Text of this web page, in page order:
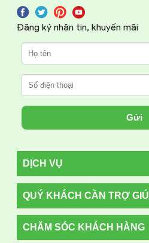
Đăng ký nhận tin, khuyến mãi
Gửi
DỊCH VỤ
QUÝ KHÁCH CẦN TRỢ
CHĂM SÓC KHÁCH HÀNG